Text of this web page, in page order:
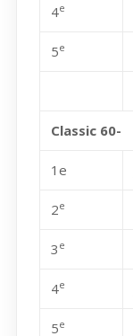
4e
5e
Classic 60-
1e
2e
3 e
4e
5e